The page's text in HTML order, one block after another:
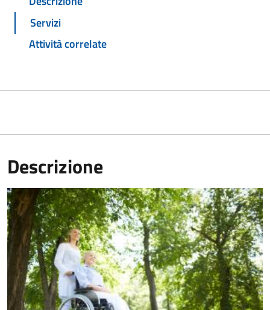
Servizi
Attività correlate
Descrizione